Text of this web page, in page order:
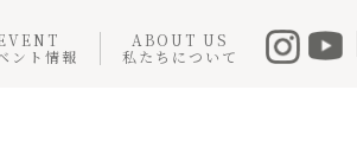
ント情報
ABOUT US
私たちについて